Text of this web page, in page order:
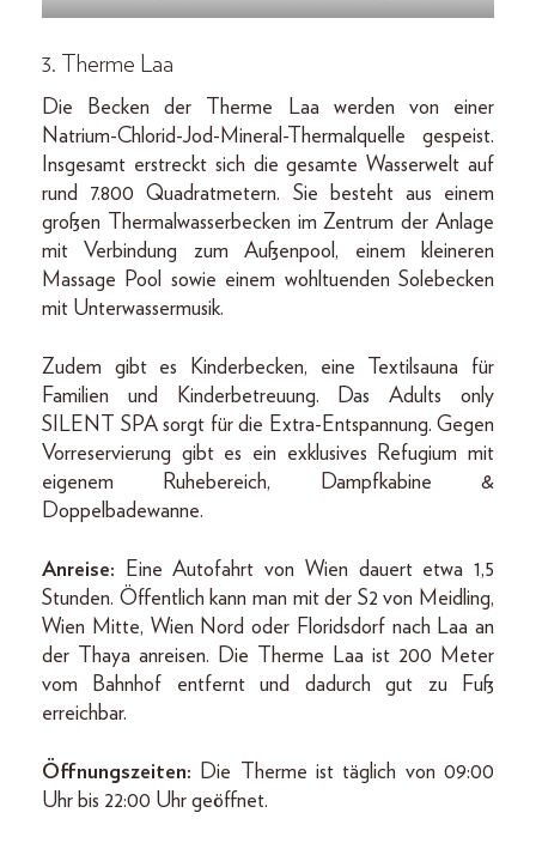
3. Therme Laa
Die Becken der Therme Laa werden von einer
Natrium-Chlorid-Jod-Mineral-Thermalquelle gespeist.
Insgesamt erstreckt sich die gesamte Wasserwelt auf
rund 7.800 Quadratmetern. Sie besteht aus einem
großen Thermalwasserbecken im Zentrum der Anlage
mit Verbindung zum Außenpool, einem kleineren
Massage Pool sowie einem wohltuenden Solebecken
mit Unterwassermusik.
Zudem gibt es Kinderbecken, eine Textilsauna für
Familien und Kinderbetreuung. Das Adults only
SILENT SPA sorgt für die Extra-Entspannung. Gegen
Vorreservierung gibt es ein exklusives Refugium mit
eigenem Ruhebereich, Dampfkabine &
Doppelbadewanne.
Anreise: Eine Autofahrt von Wien dauert etwa 1,5
Stunden. Öffentlich kann man mit der S2 von Meidling,
Wien Mitte, Wien Nord oder Floridsdorf nach Laa an
der Thaya anreisen. Die Therme Laa ist 200 Meter
vom Bahnhof entfernt und dadurch gut zu Fuß
erreichbar.
Öffnungszeiten: Die Therme ist täglich von 09:00
Uhr bis 22:00 Uhr geöffnet.